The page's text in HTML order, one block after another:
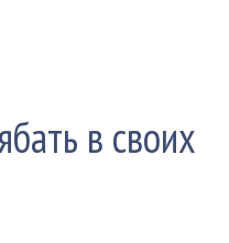
в своих